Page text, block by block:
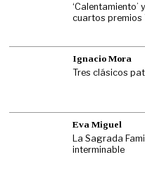
‘Calentamiento’
cuartos premios
Ignacio Mora
Tres clásicos
Eva Miguel
La Sagrada
interminable